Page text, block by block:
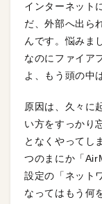
インターネット
だ、外部へ出ら
んです。悩みま
なのにファイア
よ、もう頭の中
原因は、久々に
い方をすっかり
となくやってし
つのまにか「
設定の「ネット
なってはもう何